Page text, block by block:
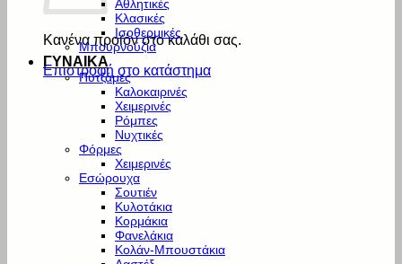
Κανένα προϊόν στο καλάθι σας.
Επιστροφή στο κατάστημα
Αθλητικές
Κλασικές
Ισοθερμικές
Μπουρνούζια
ΓΥΝΑΙΚΑ
Πυτζάμες
Καλοκαιρινές
Χειμερινές
Ρόμπες
Νυχτικές
Φόρμες
Χειμερινές
Εσώρουχα
Σουτιέν
Κυλοτάκια
Κορμάκια
Φανελάκια
Κολάν-Μπουστάκια